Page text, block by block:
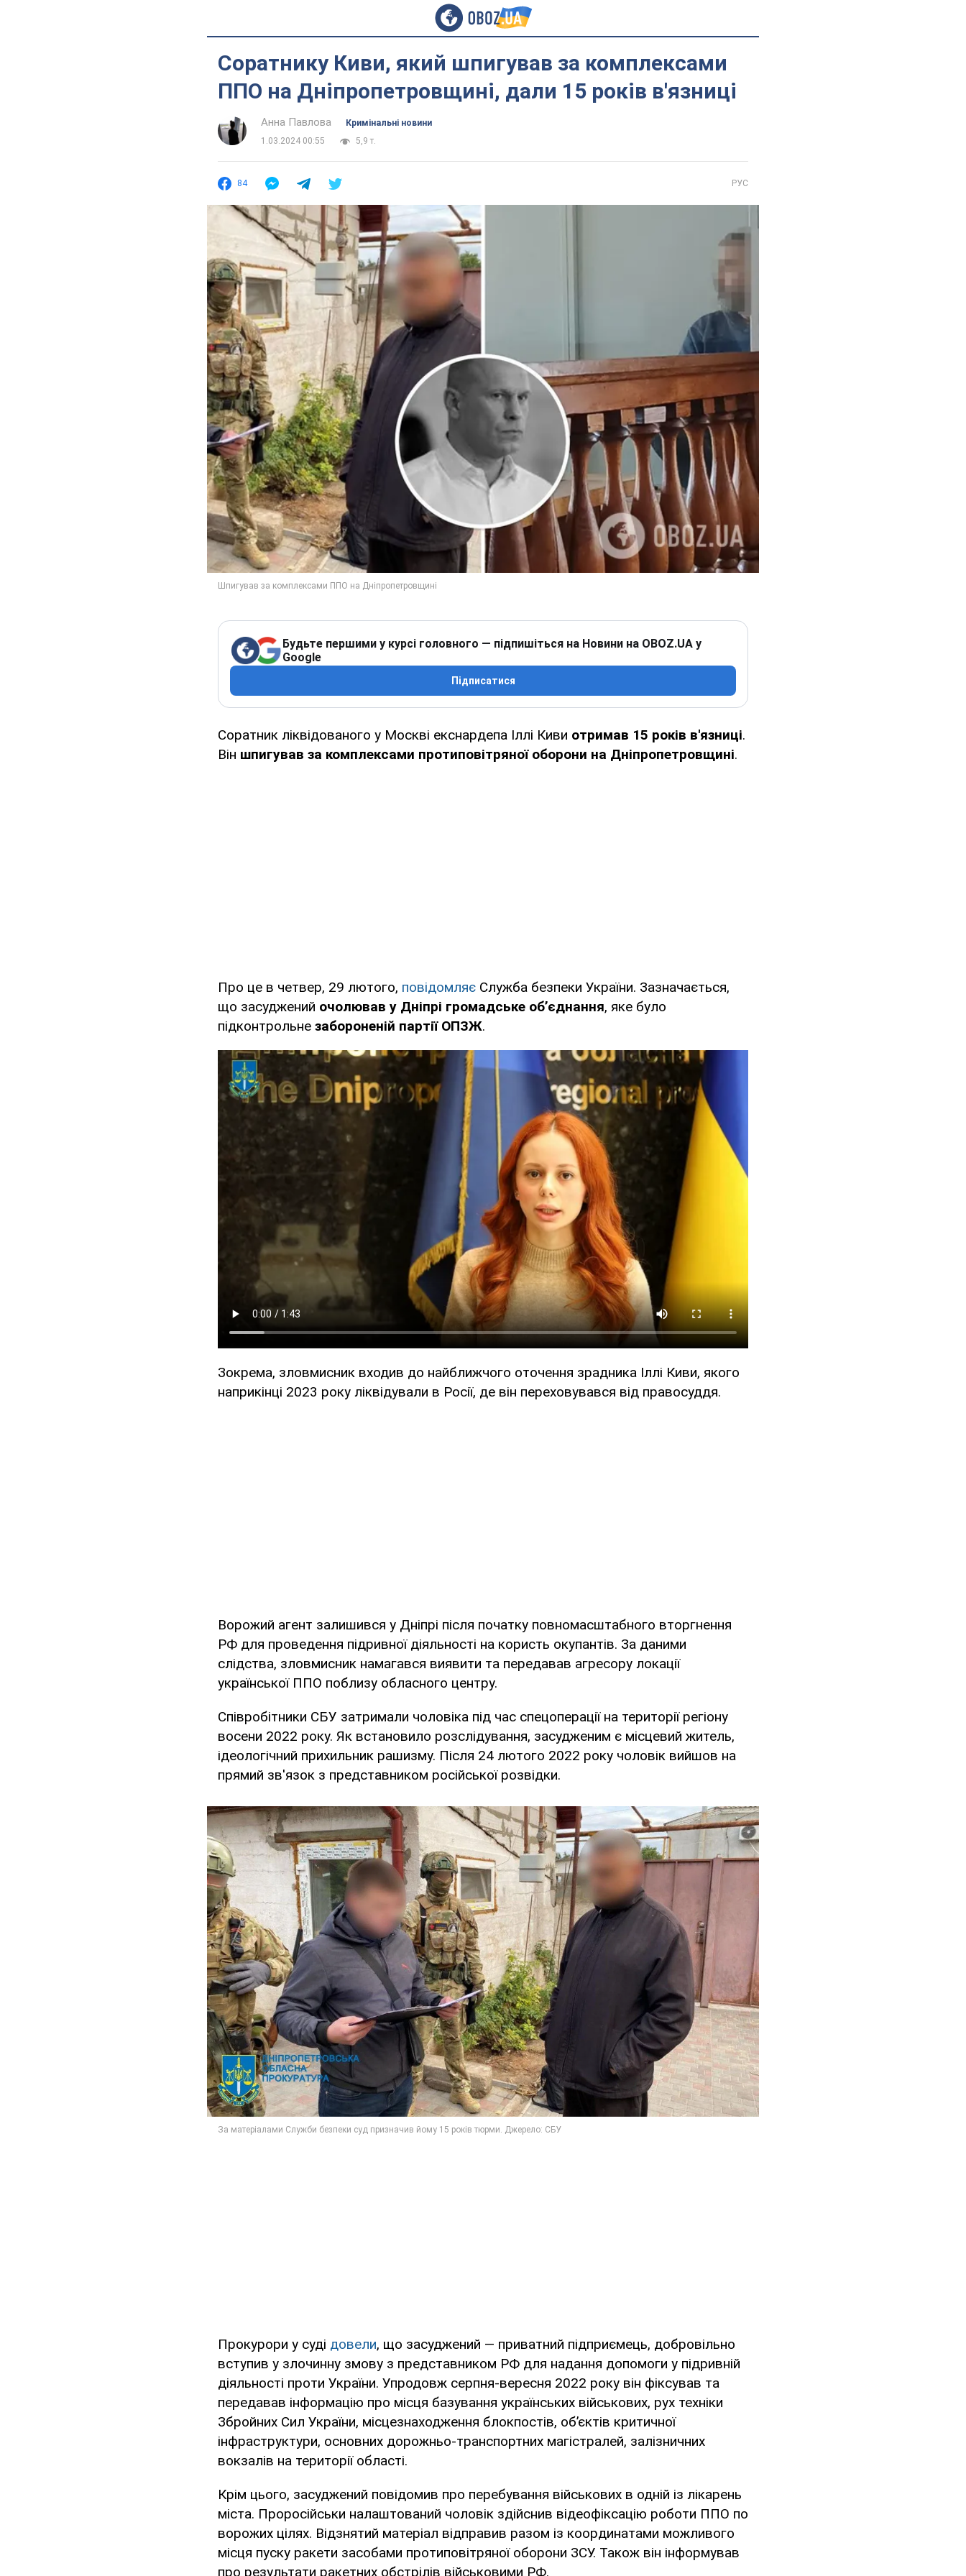
Соратнику Киви, який шпигував за комплексами
ППО на Дніпропетровщині, дали 15 років в'язниці
Анна Павлова
Кримінальні новини
1.03.2024 00:55
5,9 т.
84 РУС
Будьте першими у курсі головного — підпишіться на Новини на OBOZ.UA у
Google
Підписатися
Соратник ліквідованого у Москві екснардепа Іллі Киви отримав 15 років в'язниці.
Він шпигував за комплексами протиповітряної оборони на Дніпропетровщині.
Про це в четвер, 29 лютого, повідомляє Служба безпеки України. Зазначається,
що засуджений очолював у Дніпрі громадське об’єднання, яке було
підконтрольне забороненій партії ОПЗЖ.
Зокрема, зловмисник входив до найближчого оточення зрадника Іллі Киви, якого
наприкінці 2023 року ліквідували в Росії, де він переховувався від правосуддя.
Ворожий агент залишився у Дніпрі після початку повномасштабного вторгнення
РФ для проведення підривної діяльності на користь окупантів. За даними
слідства, зловмисник намагався виявити та передавав агресору локації
української ППО поблизу обласного центру.
Співробітники СБУ затримали чоловіка під час спецоперації на території регіону
восени 2022 року. Як встановило розслідування, засудженим є місцевий житель,
ідеологічний прихильник рашизму. Після 24 лютого 2022 року чоловік вийшов на
прямий зв'язок з представником російської розвідки.
Прокурори у суді довели, що засуджений — приватний підприємець, добровільно
вступив у злочинну змову з представником РФ для надання допомоги у підривній
діяльності проти України. Упродовж серпня-вересня 2022 року він фіксував та
передавав інформацію про місця базування українських військових, рух техніки
Збройних Сил України, місцезнаходження блокпостів, об’єктів критичної
інфраструктури, основних дорожньо-транспортних магістралей, залізничних
вокзалів на території області.
Крім цього, засуджений повідомив про перебування військових в одній із лікарень
міста. Проросійськи налаштований чоловік здійснив відеофіксацію роботи ППО по
ворожих цілях. Відзнятий матеріал відправив разом із координатами можливого
місця пуску ракети засобами протиповітряної оборони ЗСУ. Також він інформував
про результати ракетних обстрілів військовими РФ.